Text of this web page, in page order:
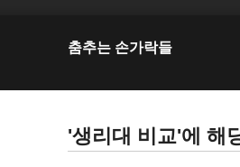
춤추는 손가락들
'생리대 비교'에 해